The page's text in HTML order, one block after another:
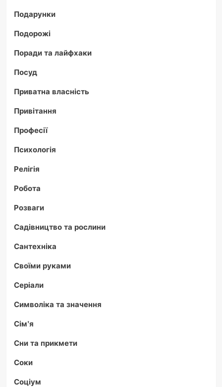
Подарунки
Подорожі
Поради та лайфхаки
Посуд
Приватна власність
Привітання
Професії
Психологія
Релігія
Робота
Розваги
Садівництво та рослини
Сантехніка
Своїми руками
Серіали
Символіка та значення
Сім'я
Сни та прикмети
Соки
Соціум